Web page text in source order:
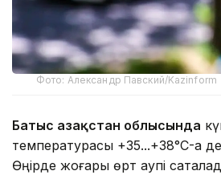
Фото: Александр Павский/Kazinform
Батыс Қазақстан облысында
температурасы +35...+38°C-қа
Өңірде жоғары өрт қаупі